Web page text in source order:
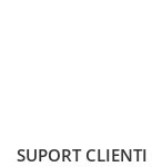
SUPORT CLIENTI